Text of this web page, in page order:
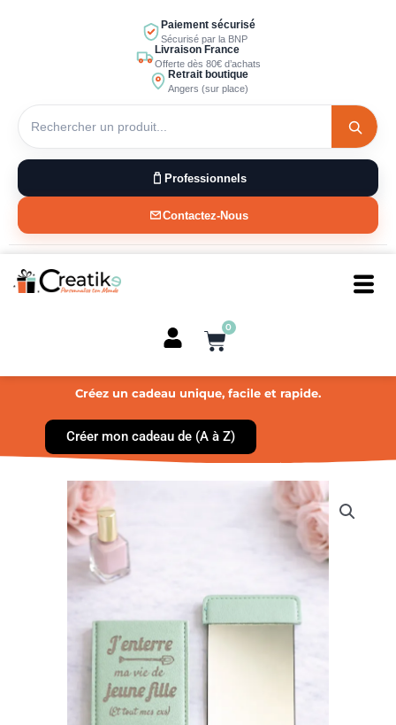
Paiement sécurisé
Sécurisé par la BNP
Livraison France
Offerte dès 80€ d’achats
Retrait boutique
Angers (sur place)
Professionnels
Contactez-Nous
0
Panier
Créez un cadeau unique, facile et rapide.
Créer mon cadeau de (A à Z)
Vie
de
jeune
fille